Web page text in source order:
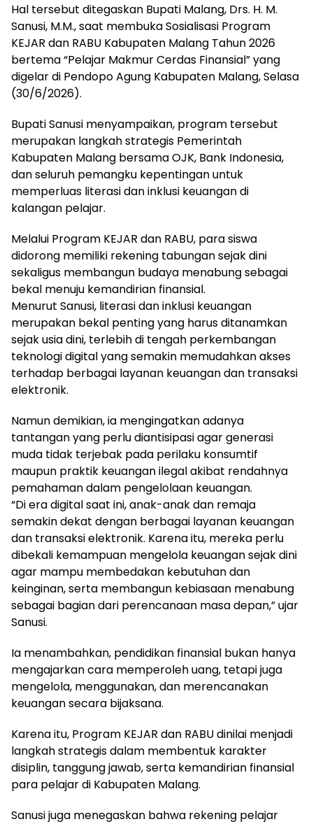
Hal tersebut ditegaskan Bupati Malang, Drs. H. M.
Sanusi, M.M., saat membuka Sosialisasi Program
KEJAR dan RABU Kabupaten Malang Tahun 2026
bertema “Pelajar Makmur Cerdas Finansial” yang
digelar di Pendopo Agung Kabupaten Malang, Selasa
(30/6/2026).
Bupati Sanusi menyampaikan, program tersebut
merupakan langkah strategis Pemerintah
Kabupaten Malang bersama OJK, Bank Indonesia,
dan seluruh pemangku kepentingan untuk
memperluas literasi dan inklusi keuangan di
kalangan pelajar.
Melalui Program KEJAR dan RABU, para siswa
didorong memiliki rekening tabungan sejak dini
sekaligus membangun budaya menabung sebagai
bekal menuju kemandirian finansial.
Menurut Sanusi, literasi dan inklusi keuangan
merupakan bekal penting yang harus ditanamkan
sejak usia dini, terlebih di tengah perkembangan
teknologi digital yang semakin memudahkan akses
terhadap berbagai layanan keuangan dan transaksi
elektronik.
Namun demikian, ia mengingatkan adanya
tantangan yang perlu diantisipasi agar generasi
muda tidak terjebak pada perilaku konsumtif
maupun praktik keuangan ilegal akibat rendahnya
pemahaman dalam pengelolaan keuangan.
“Di era digital saat ini, anak-anak dan remaja
semakin dekat dengan berbagai layanan keuangan
dan transaksi elektronik. Karena itu, mereka perlu
dibekali kemampuan mengelola keuangan sejak dini
agar mampu membedakan kebutuhan dan
keinginan, serta membangun kebiasaan menabung
sebagai bagian dari perencanaan masa depan,” ujar
Sanusi.
Ia menambahkan, pendidikan finansial bukan hanya
mengajarkan cara memperoleh uang, tetapi juga
mengelola, menggunakan, dan merencanakan
keuangan secara bijaksana.
Karena itu, Program KEJAR dan RABU dinilai menjadi
langkah strategis dalam membentuk karakter
disiplin, tanggung jawab, serta kemandirian finansial
para pelajar di Kabupaten Malang.
Sanusi juga menegaskan bahwa rekening pelajar